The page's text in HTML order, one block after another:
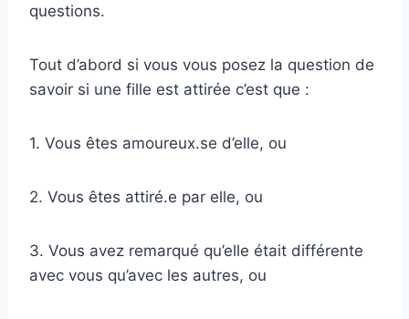
questions.
Tout d’abord si vous vous posez la question de
savoir si une fille est attirée c’est que :
1. Vous êtes amoureux.se d’elle, ou
2. Vous êtes attiré.e par elle, ou
3. Vous avez remarqué qu’elle était différente
avec vous qu’avec les autres, ou